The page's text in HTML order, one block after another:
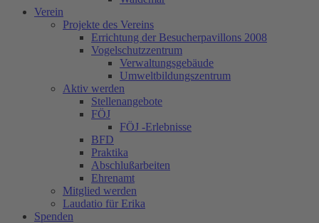
Verein
Projekte des Vereins
Errichtung der Besucherpavillons 2008
Vogelschutzzentrum
Verwaltungsgebäude
Umweltbildungszentrum
Aktiv werden
Stellenangebote
FÖJ
FÖJ -Erlebnisse
BFD
Praktika
Abschlußarbeiten
Ehrenamt
Mitglied werden
Laudatio für Erika
Spenden